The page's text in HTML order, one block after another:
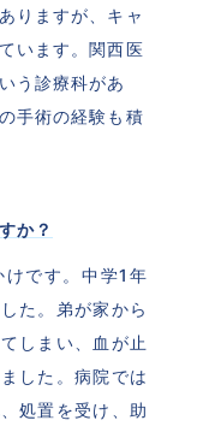
りますが、キャ
います。関西医
う診療科があ
手術の経験も積
か？
です。中学1年
た。弟が家から
しまい、血が止
した。病院では
処置を受け、助